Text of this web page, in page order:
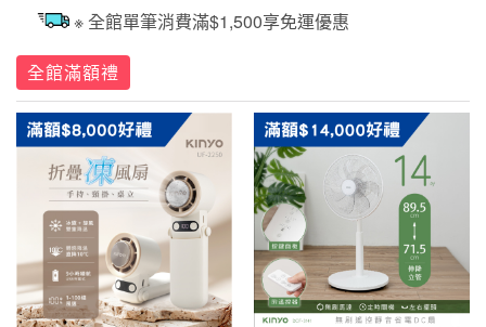
※ 全館單筆消費滿$1,500享免運優惠
全館滿額禮